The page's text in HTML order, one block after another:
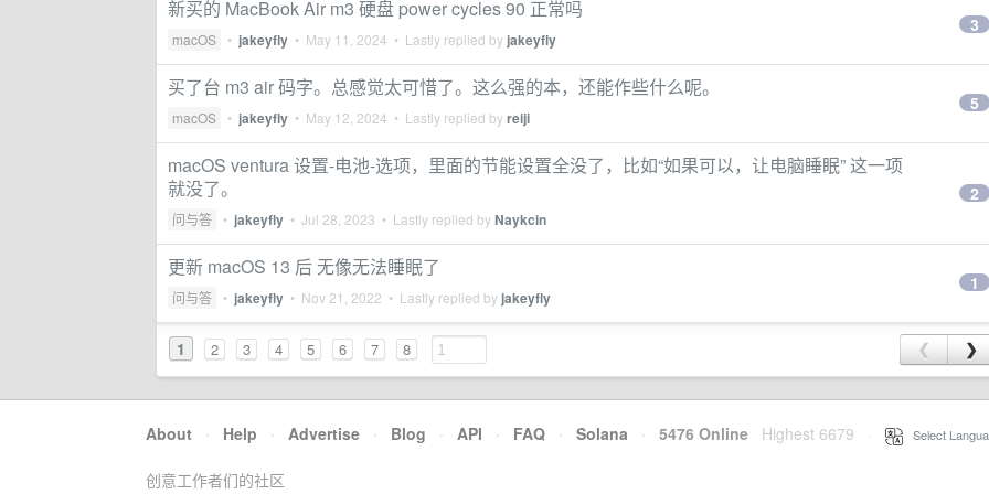
新买的 MacBook Air m3 硬盘 power cycles 90 正常吗
macOS • jakeyfly • May 11, 2024 • Lastly replied by jakeyfly
3
买了台 m3 air 码字。总感觉太可惜了。这么强的本，还能作些什么呢。
macOS • jakeyfly • May 12, 2024 • Lastly replied byreiji
5
macOS ventura 设置-电池-选项，里面的节能设置全没了，比如“如果可以，让电脑睡眠” 这一项
就没了。
问与答 • jakeyfly • Jul 28, 2023 • Lastly replied byNaykcin
2
更新 macOS 13 后 无像无法睡眠了
问与答 • jakeyfly • Nov 21, 2022 • Lastly replied by jakeyfly
1
1 2 3 4 5 6 7 8 ❮ ❯
About · Help · Advertise · Blog · API · FAQ · Solana · 5476 Online Highest 6679 Select
创意工作者们的社区